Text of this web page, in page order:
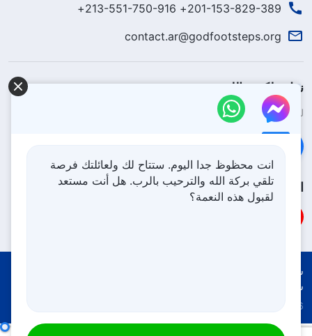
201-153-829-389+ 213-551-750-916+
contact.ar@godfootsteps.org
نزل ملكوت الله.
لقد نزلت المملكة بالفعل إلى الأرض! هل تريد دخوله؟
اتبعنا
شروط الاستخدام
سياسة ملفات تعريف الارتباط
Copyright © 2026
انت محظوظ جدا اليوم. ستتاح لك ولعائلتك فرصة
تلقي بركة الله والترحيب بالرب. هل أنت مستعد
لقبول هذه النعمة؟